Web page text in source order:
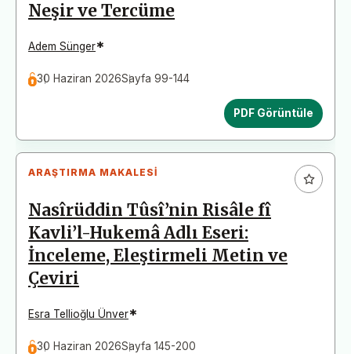
Neşir ve Tercüme
Adem Sünger*
30 Haziran 2026Sayfa 99-144
PDF Görüntüle
ARAŞTIRMA MAKALESI
Nasîrüddin Tûsî’nin Risâle fî
Kavli’l-Hukemâ Adlı Eseri:
İnceleme, Eleştirmeli Metin ve
Çeviri
Esra Tellioğlu Ünver*
30 Haziran 2026Sayfa 145-200